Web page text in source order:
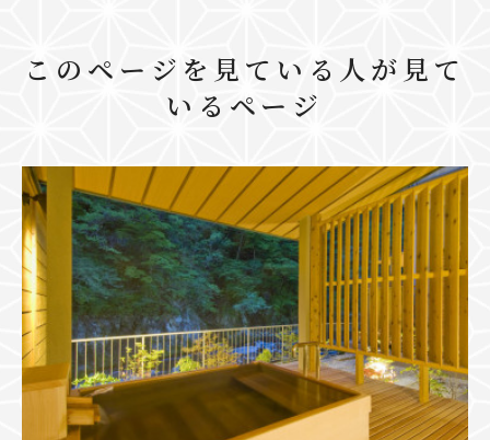
このページを見ている人が見て
いるページ